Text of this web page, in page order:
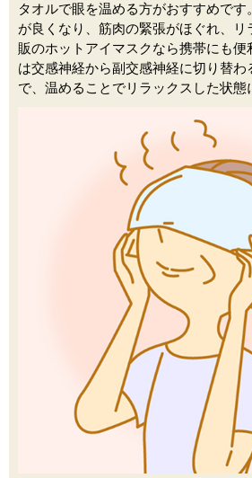
タオルで眼を温める方がおすすめで
が良くなり、筋肉の緊張がほぐれ、
販のホットアイマスクなら携帯にも便
は交感神経から副交感神経に切り替わ
で、温めることでリラックスした状態